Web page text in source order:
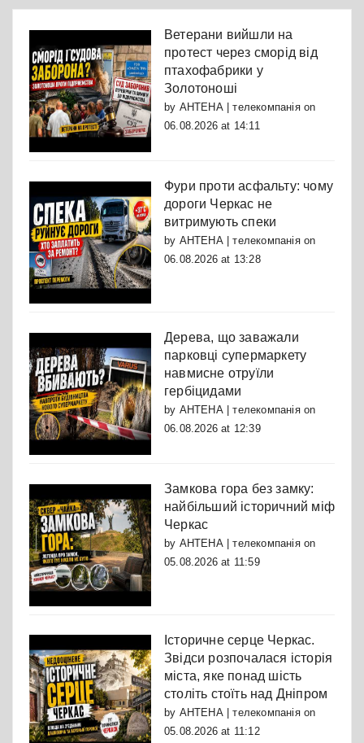
Ветерани вийшли на
протест через сморід від
птахофабрики у
Золотоноші
by АНТЕНА | телекомпаніяon
06.08.2026 at 14:11
Фури проти асфальту: чому
дороги Черкас не
витримують спеки
by АНТЕНА | телекомпаніяon
06.08.2026 at 13:28
Дерева, що заважали
парковці супермаркету
навмисне отруїли
гербіцидами
by АНТЕНА | телекомпаніяon
06.08.2026 at 12:39
Замкова гора без замку:
найбільший історичний міф
Черкас
by АНТЕНА | телекомпаніяon
05.08.2026 at 11:59
Історичне серце Черкас.
Звідси розпочалася історія
міста, яке понад шість
століть стоїть над Дніпром
by АНТЕНА | телекомпаніяon
05.08.2026 at 11:12